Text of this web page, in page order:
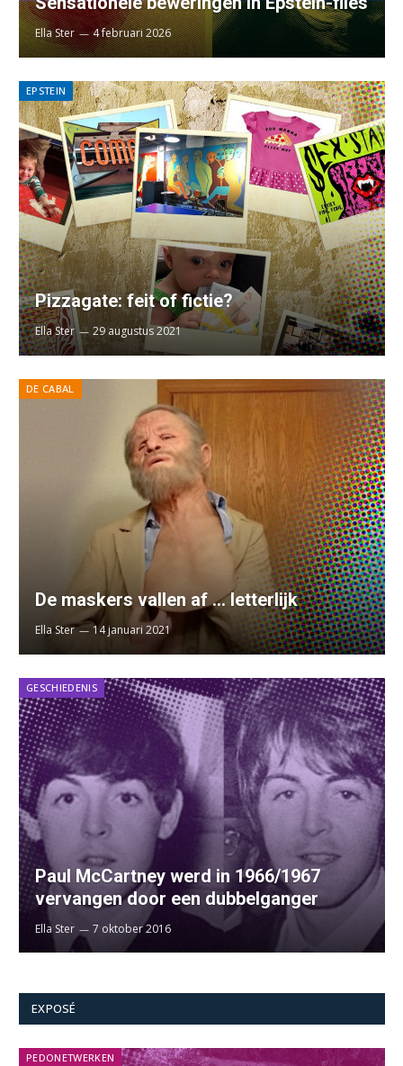
Ella Ster 4 februari 2026
EPSTEIN
Pizzagate: feit of fictie?
Ella Ster 29 augustus 2021
DE CABAL
De maskers vallen af … letterlijk
Ella Ster 14 januari 2021
GESCHIEDENIS
Paul McCartney werd in 1966/1967
vervangen door een dubbelganger
Ella Ster 7 oktober 2016
EXPOSÉ
PEDONETWERKEN